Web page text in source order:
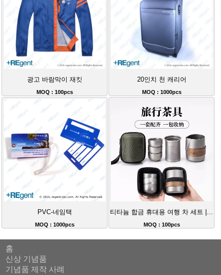
광고 바람막이 재킷
MOQ : 100pcs
20인치 천 캐리어
MOQ : 1000pcs
PVC-네임택
MOQ : 1000pcs
티타늄 합금 휴대용 여행 차 세트 | 이중 단열 캠핑 차 도구
MOQ : 100pcs
홈
신상 기념품
기념품 제작 사례